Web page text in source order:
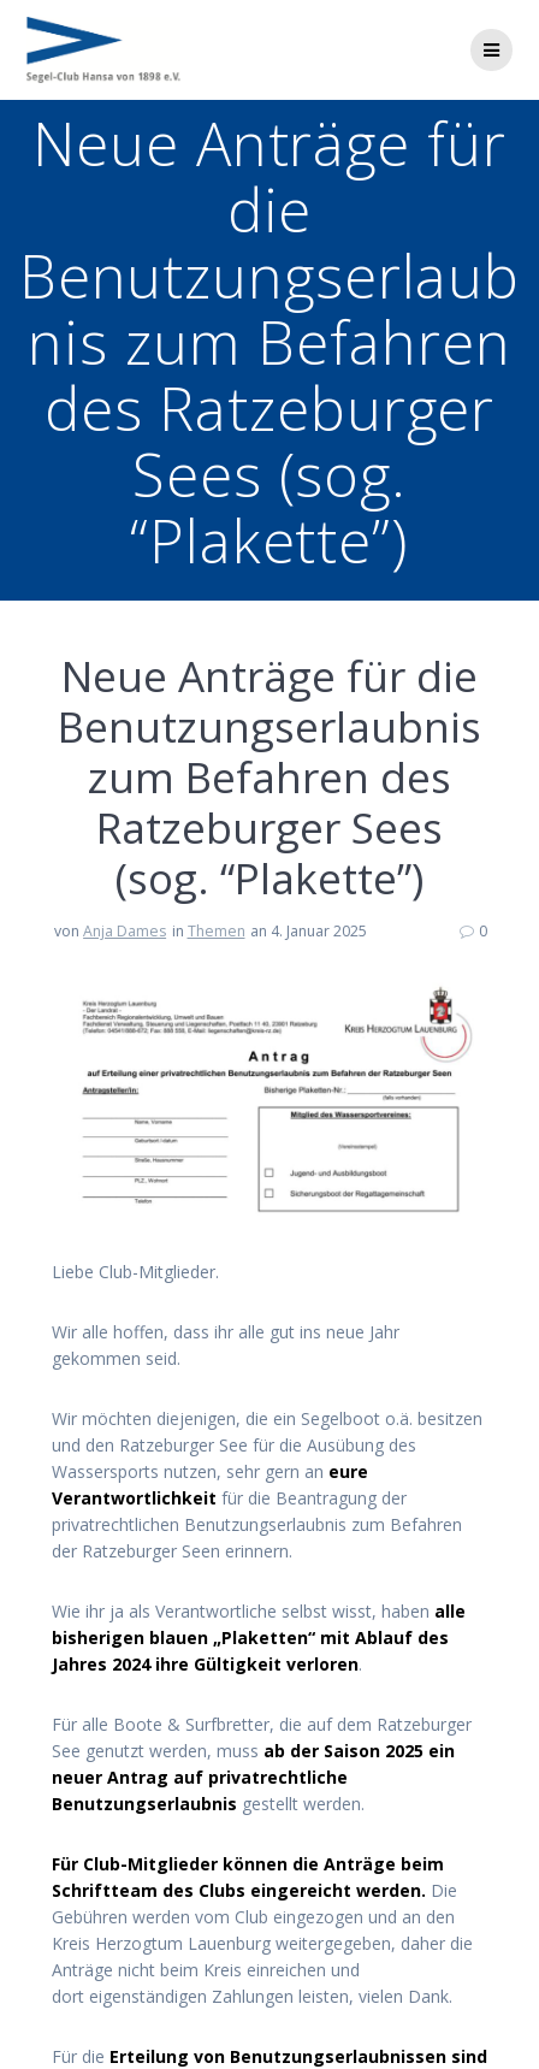
Neue Anträge für
die
Benutzungserlaub
nis zum Befahren
des Ratzeburger
Sees (sog.
“Plakette”)
Neue Anträge für die
Benutzungserlaubnis
zum Befahren des
Ratzeburger Sees
(sog. “Plakette”)
vonAnja Dames in Themen an 4. Januar 2025 0
Liebe Club-Mitglieder.
Wir alle hoffen, dass ihr alle gut ins neue Jahr
gekommen seid.
Wir möchten diejenigen, die ein Segelboot o.ä. besitzen
und den Ratzeburger See für die Ausübung des
Wassersports nutzen, sehr gern an eure
Verantwortlichkeit für die Beantragung der
privatrechtlichen Benutzungserlaubnis zum Befahren
der Ratzeburger Seen erinnern.
Wie ihr ja als Verantwortliche selbst wisst, haben alle
bisherigen blauen „Plaketten“ mit Ablauf des
Jahres 2024 ihre Gültigkeit verloren.
Für alle Boote & Surfbretter, die auf dem Ratzeburger
See genutzt werden, muss ab der Saison 2025 ein
neuer Antrag auf privatrechtliche
Benutzungserlaubnis gestellt werden.
Für Club-Mitglieder können die Anträge beim
Schriftteam des Clubs eingereicht werden. Die
Gebühren werden vom Club eingezogen und an den
Kreis Herzogtum Lauenburg weitergegeben, daher die
Anträge nicht beim Kreis einreichen und
dort eigenständigen Zahlungen leisten, vielen Dank.
Für die Erteilung von Benutzungserlaubnissen sind